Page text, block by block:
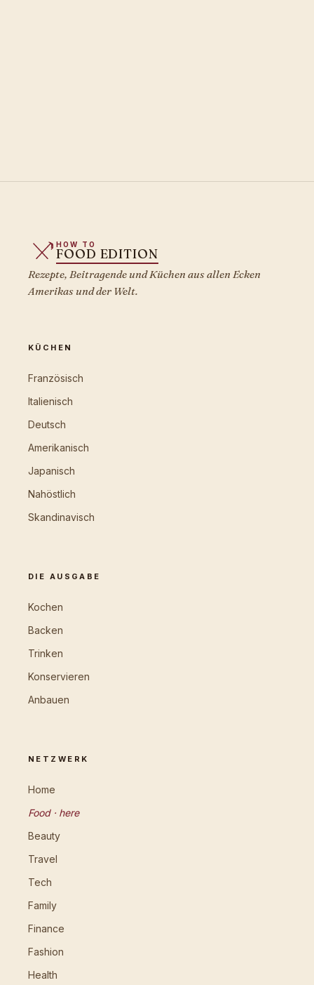
HOW TO
FOOD EDITION
Rezepte, Beitragende und Küchen aus allen Ecken
Amerikas und der Welt.
KÜCHEN
Französisch
Italienisch
Deutsch
Amerikanisch
Japanisch
Nahöstlich
Skandinavisch
DIE AUSGABE
Kochen
Backen
Trinken
Konservieren
Anbauen
NETZWERK
Home
Food · here
Beauty
Travel
Tech
Family
Finance
Fashion
Health